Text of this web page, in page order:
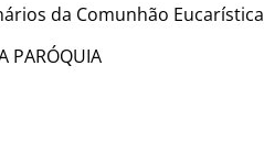
da Comunhão Eucarística
PARÓQUIA